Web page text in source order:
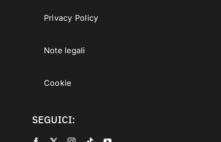
Privacy Policy
Note legali
Cookie
SEGUICI: